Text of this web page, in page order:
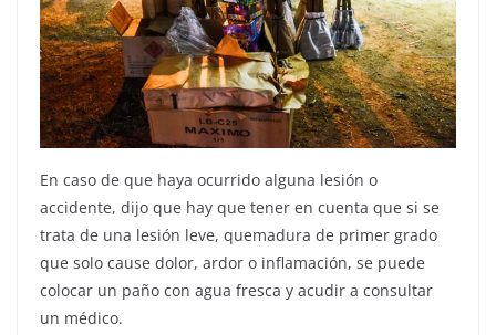
En caso de que haya ocurrido alguna lesión o
accidente, dijo que hay que tener en cuenta que si se
trata de una lesión leve, quemadura de primer grado
que solo cause dolor, ardor o inflamación, se puede
colocar un paño con agua fresca y acudir a consultar
un médico.